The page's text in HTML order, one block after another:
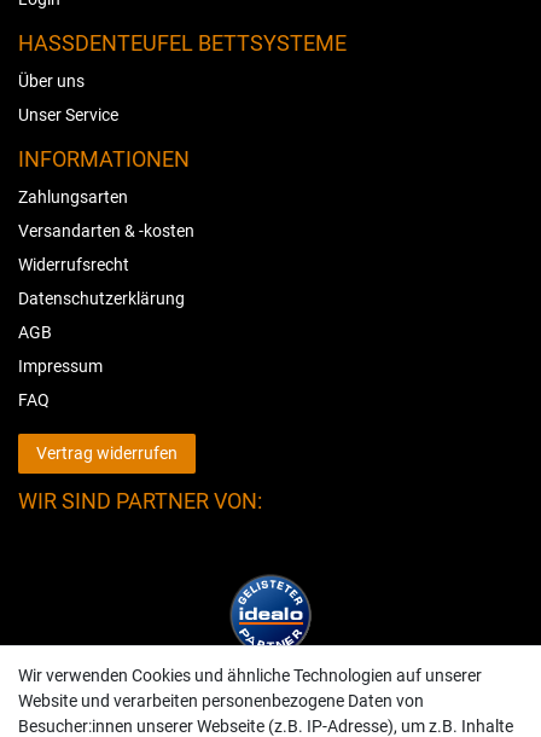
HASSDENTEUFEL BETTSYSTEME
Über uns
Unser Service
INFORMATIONEN
Zahlungsarten
Versandarten & -kosten
Widerrufsrecht
Datenschutzerklärung
AGB
Impressum
FAQ
Vertrag widerrufen
WIR SIND PARTNER VON:
Wir verwenden Cookies und ähnliche Technologien auf unserer
Website und verarbeiten personenbezogene Daten von
Besucher:innen unserer Webseite (z.B. IP-Adresse), um z.B. Inhalte